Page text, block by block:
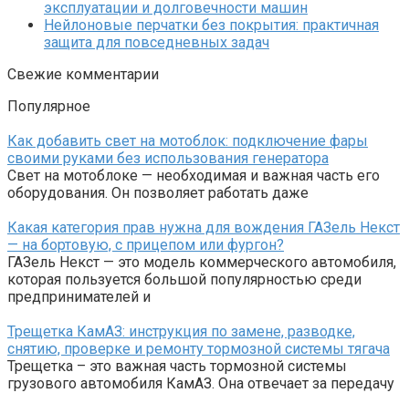
эксплуатации и долговечности машин
Нейлоновые перчатки без покрытия: практичная
защита для повседневных задач
Свежие комментарии
Популярное
Как добавить свет на мотоблок: подключение фары
своими руками без использования генератора
Свет на мотоблоке — необходимая и важная часть его
оборудования. Он позволяет работать даже
Какая категория прав нужна для вождения ГАЗель Некст
— на бортовую, с прицепом или фургон?
ГАЗель Некст — это модель коммерческого автомобиля,
которая пользуется большой популярностью среди
предпринимателей и
Трещетка КамАЗ: инструкция по замене, разводке,
снятию, проверке и ремонту тормозной системы тягача
Трещетка – это важная часть тормозной системы
грузового автомобиля КамАЗ. Она отвечает за передачу